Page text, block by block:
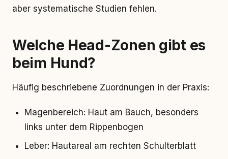
aber systematische Studien fehlen.
Welche Head-Zonen gibt es
beim Hund?
Häufig beschriebene Zuordnungen in der Praxis:
Magenbereich: Haut am Bauch, besonders
links unter dem Rippenbogen
Leber: Hautareal am rechten Schulterblatt